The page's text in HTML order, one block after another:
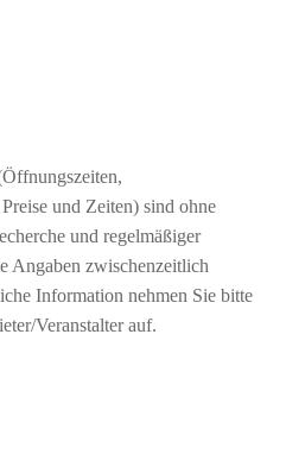
und Zeiten) sind ohne
und regelmäßiger
Angaben zwischenzeitlich
Information nehmen Sie bitte
Veranstalter auf.